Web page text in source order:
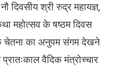
दिवसीय श्री रुद्र महायज्ञ,
महोत्सव के षष्ठम दिवस
चेतना का अनुपम संगम देखने
वैदिक मंत्रोच्चार